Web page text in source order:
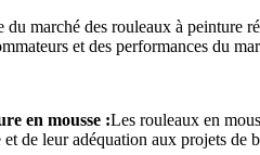
du marché des rouleaux à peinture
et des performances du
en mousse :Les rouleaux en
de leur adéquation aux projets de